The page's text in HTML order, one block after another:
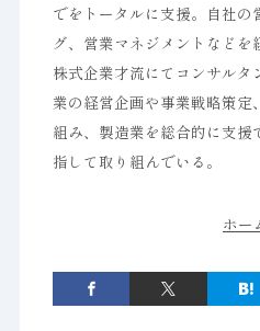
でをトータルに支援。自社の
グ、営業マネジメントなどを
株式企業才流にてコンサル
業の経営企画や事業戦略策定
組み、製造業を総合的に支援
指して取り組んでいる。
ホー